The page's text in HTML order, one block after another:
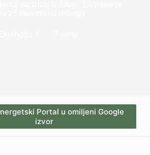
Portal u omiljeni Google
izvor